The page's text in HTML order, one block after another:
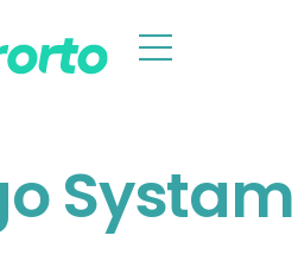
Systam